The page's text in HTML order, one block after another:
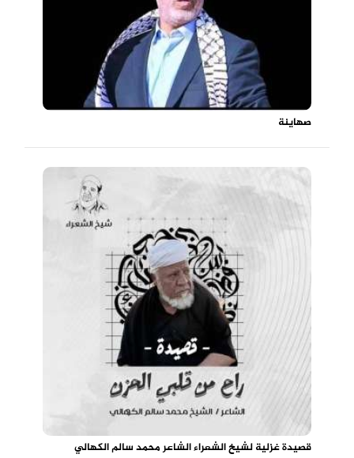
صهاينة
قصيدة غزلية لشيخ الشعراء الشاعر محمد سالم الكهالي